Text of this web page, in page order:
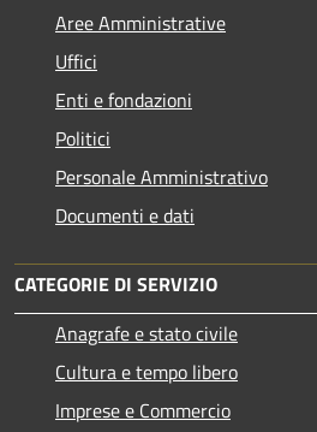
Aree Amministrative
Uffici
Enti e fondazioni
Politici
Personale Amministrativo
Documenti e dati
CATEGORIE DI SERVIZIO
Anagrafe e stato civile
Cultura e tempo libero
Imprese e Commercio